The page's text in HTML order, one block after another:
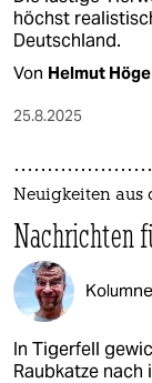
höchst
Deutschland.
Von Helmut Höge
25.8.2025
Neuigkeiten aus
Nachrichten
Kolumne
In Tigerfell
Raubkatze